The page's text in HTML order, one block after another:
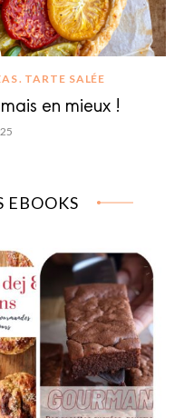
TARTE SALÉE
en mieux !
EBOOKS